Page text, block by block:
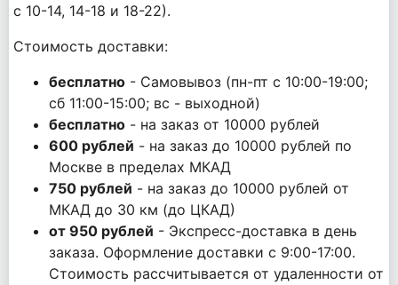
с 10-14, 14-18 и 18-22).
Стоимость доставки:
бесплатно- Самовывоз (пн-пт с 10:00-19:00;
сб 11:00-15:00; вс - выходной)
бесплатно- на заказ от 10000 рублей
600 рублей - на заказ до 10000 рублей по
Москве в пределах МКАД
750 рублей - на заказ до 10000 рублей от
МКАД до 30 км (до ЦКАД)
от 950 рублей - Экспресс-доставка в день
заказа. Оформление доставки с 9:00-17:00.
Стоимость рассчитывается от удаленности от